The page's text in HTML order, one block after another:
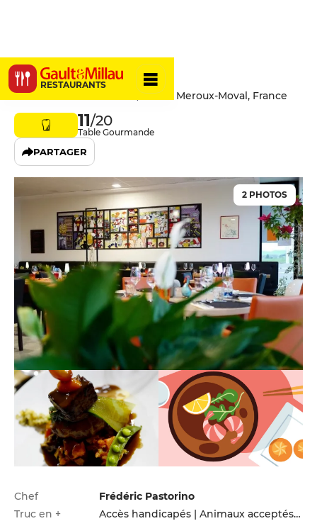
RESTAURANTS
Cook O Vin
1 Avenue de la Gare TGV, 90400 Meroux-Moval, France
11/20
Table Gourmande
PARTAGER
2 PHOTOS
Infos pratiques
Chef
Frédéric Pastorino
Truc en +
Accès handicapés | Animaux acceptés | Menu enfants | Parking privé